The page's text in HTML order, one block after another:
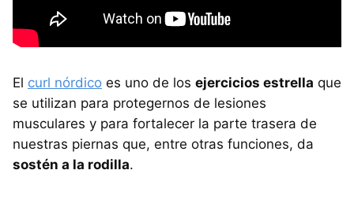
El curl nórdico es uno de los ejercicios estrella que
se utilizan para protegernos de lesiones
musculares y para fortalecer la parte trasera de
nuestras piernas que, entre otras funciones, da
sostén a la rodilla.